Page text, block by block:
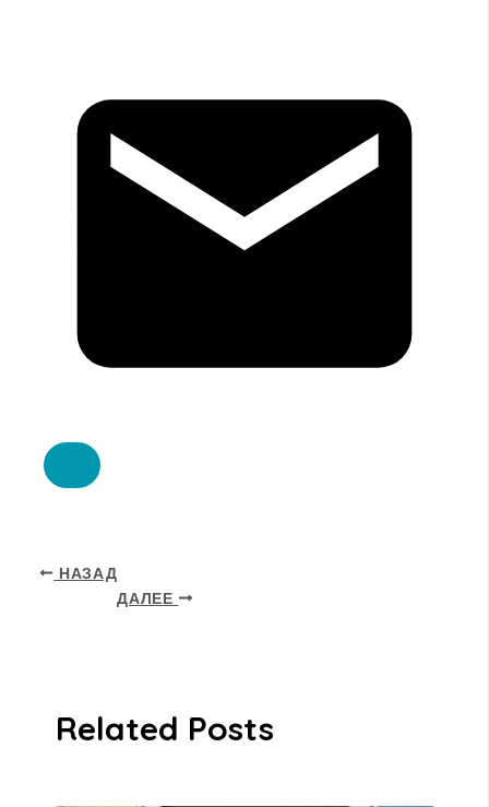
НАЗАД
ДАЛЕЕ
Related Posts